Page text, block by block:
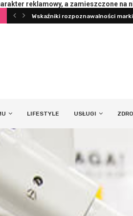
reklamowy, a zamieszczone na
Wskaźniki rozpoznawalności
LIFESTYLE USŁUGI